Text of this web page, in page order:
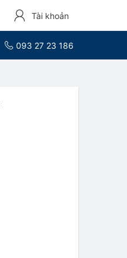
Tài khoản
093 27 23 186